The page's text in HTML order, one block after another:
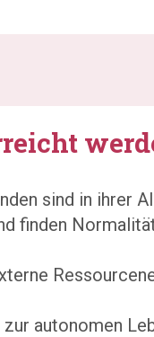
sind in ihrer
finden
autonomen